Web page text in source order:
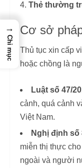
Thẻ thường
Cơ sở
Thủ tục xin cấp
hoặc chồng là
Luật số 47/
cảnh, quá cảnh
Việt Nam.
Nghị định số
miễn thị thực
ngoài và người
→
Chỉ mục